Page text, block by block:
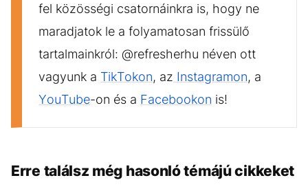
fel közösségi csatornáinkra is, hogy ne
maradjatok le a folyamatosan frissülő
tartalmainkról: @refresherhu néven ott
vagyunk a TikTokon, az Instagramon, a
YouTube-on és a Facebookon is!
Erre találsz még hasonló témájú cikkeket